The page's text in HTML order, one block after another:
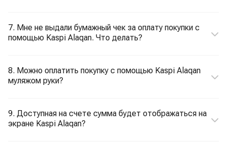
7. Мне не выдали бумажный чек за оплату покупки с
помощью Kaspi Alaqan. Что делать?
8. Можно оплатить покупку с помощью Kaspi Alaqan
муляжом руки?
9. Доступная на счете сумма будет отображаться на
экране Kaspi Alaqan?